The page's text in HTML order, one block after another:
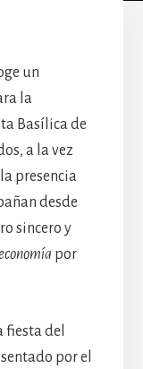
un
la
Basílica de
a la vez
presencia
desde
sincero y
por
fiesta del
por el